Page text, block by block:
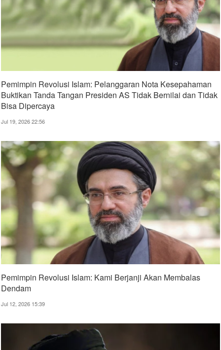
Pemimpin Revolusi Islam: Pelanggaran Nota Kesepahaman
Buktikan Tanda Tangan Presiden AS Tidak Bernilai dan Tidak
Bisa Dipercaya
Jul 19, 2026 22:56
Pemimpin Revolusi Islam: Kami Berjanji Akan Membalas
Dendam
Jul 12, 2026 15:39